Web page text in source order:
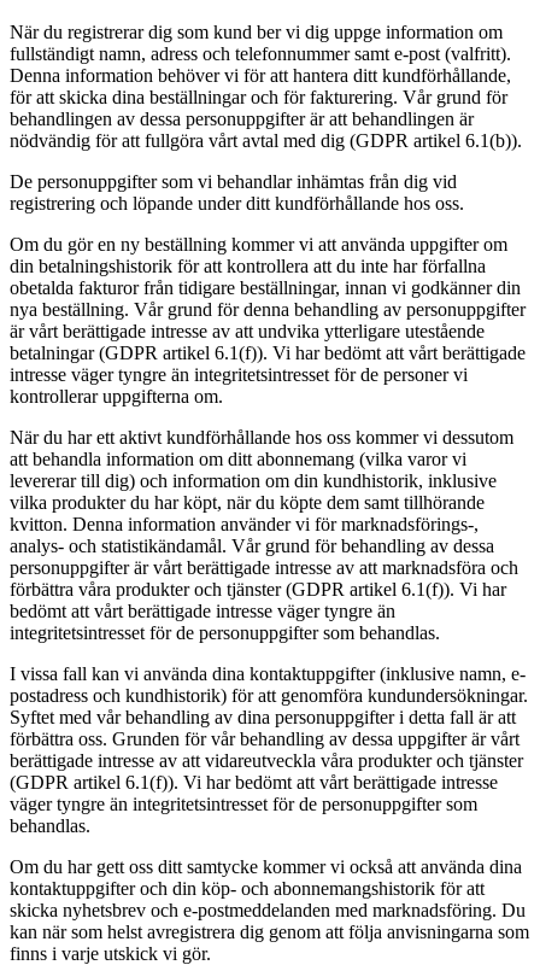
När du registrerar dig som kund ber vi dig uppge information om
fullständigt namn, adress och telefonnummer samt e-post (valfritt).
Denna information behöver vi för att hantera ditt kundförhållande,
för att skicka dina beställningar och för fakturering. Vår grund för
behandlingen av dessa personuppgifter är att behandlingen är
nödvändig för att fullgöra vårt avtal med dig (GDPR artikel 6.1(b)).
De personuppgifter som vi behandlar inhämtas från dig vid
registrering och löpande under ditt kundförhållande hos oss.
Om du gör en ny beställning kommer vi att använda uppgifter om
din betalningshistorik för att kontrollera att du inte har förfallna
obetalda fakturor från tidigare beställningar, innan vi godkänner din
nya beställning. Vår grund för denna behandling av personuppgifter
är vårt berättigade intresse av att undvika ytterligare utestående
betalningar (GDPR artikel 6.1(f)). Vi har bedömt att vårt berättigade
intresse väger tyngre än integritetsintresset för de personer vi
kontrollerar uppgifterna om.
När du har ett aktivt kundförhållande hos oss kommer vi dessutom
att behandla information om ditt abonnemang (vilka varor vi
levererar till dig) och information om din kundhistorik, inklusive
vilka produkter du har köpt, när du köpte dem samt tillhörande
kvitton. Denna information använder vi för marknadsförings-,
analys- och statistikändamål. Vår grund för behandling av dessa
personuppgifter är vårt berättigade intresse av att marknadsföra och
förbättra våra produkter och tjänster (GDPR artikel 6.1(f)). Vi har
bedömt att vårt berättigade intresse väger tyngre än
integritetsintresset för de personuppgifter som behandlas.
I vissa fall kan vi använda dina kontaktuppgifter (inklusive namn, e-
postadress och kundhistorik) för att genomföra kundundersökningar.
Syftet med vår behandling av dina personuppgifter i detta fall är att
förbättra oss. Grunden för vår behandling av dessa uppgifter är vårt
berättigade intresse av att vidareutveckla våra produkter och tjänster
(GDPR artikel 6.1(f)). Vi har bedömt att vårt berättigade intresse
väger tyngre än integritetsintresset för de personuppgifter som
behandlas.
Om du har gett oss ditt samtycke kommer vi också att använda dina
kontaktuppgifter och din köp- och abonnemangshistorik för att
skicka nyhetsbrev och e-postmeddelanden med marknadsföring. Du
kan när som helst avregistrera dig genom att följa anvisningarna som
finns i varje utskick vi gör.